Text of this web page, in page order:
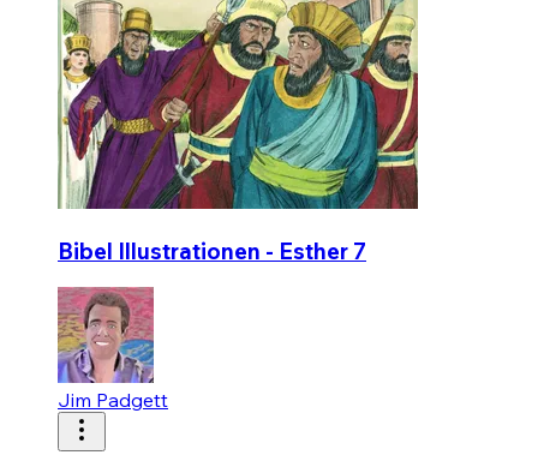
Bibel Illustrationen - Esther 7
Jim Padgett